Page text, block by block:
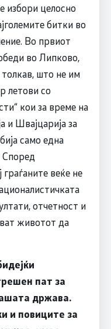
избори целосно
битки во
Во првиот
во Липково,
што не им
летови со
кои за време на
и Швајцарија за
само една
Според
граѓаните веќе не
отчетност и
животот да
пат за
држава.
и повиците за